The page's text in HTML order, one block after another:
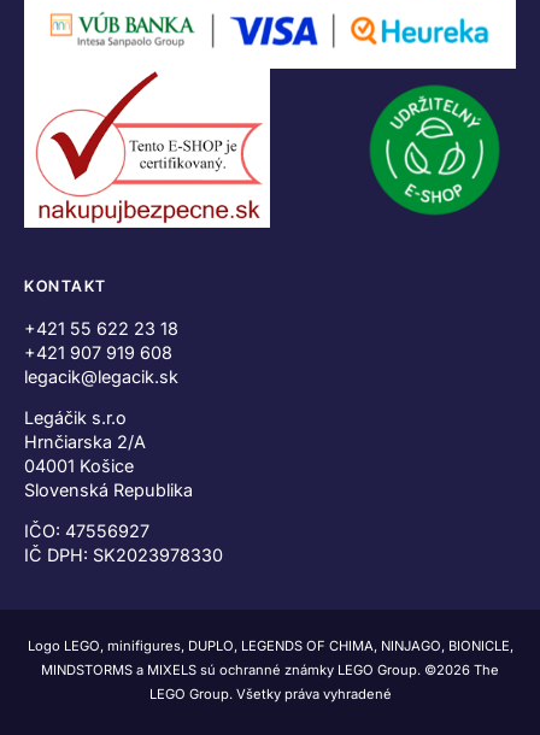
KONTAKT
+421 55 622 23 18
+421 907 919 608
legacik@legacik.sk
Legáčik s.r.o
Hrnčiarska 2/A
04001 Košice
Slovenská Republika
IČO: 47556927
IČ DPH: SK2023978330
Logo LEGO, minifigures, DUPLO, LEGENDS OF CHIMA, NINJAGO, BIONICLE,
MINDSTORMS a MIXELS sú ochranné známky LEGO Group. ©2026 The
LEGO Group. Všetky práva vyhradené